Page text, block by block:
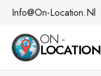
Info@on-Location.nl
ON -
LOCATION